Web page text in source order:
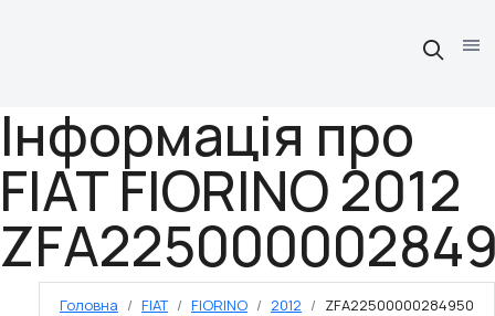
Інформація про
FIAT FIORINO 2012
Головна FIAT FIORINO 2012 ZFA22500000284950